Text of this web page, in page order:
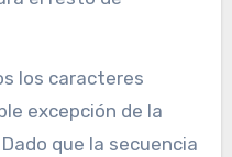
los caracteres
excepción de la
que la secuencia